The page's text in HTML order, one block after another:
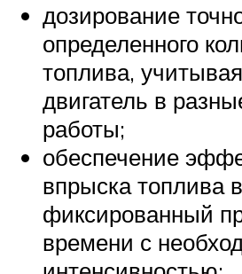
дозирование
определенного
топлива,
двигатель в
работы;
обеспечение
впрыска топлива в
фиксированный
времени с